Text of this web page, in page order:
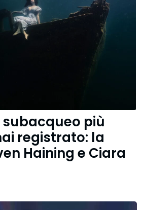
subacqueo più
registrato: la
Haining e Ciara